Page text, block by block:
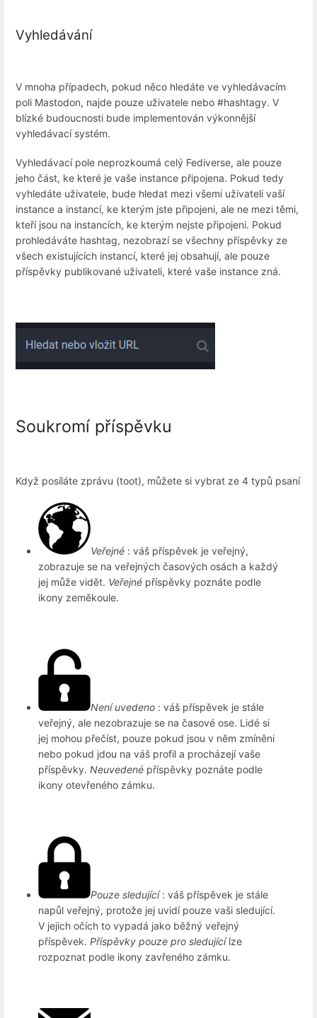
Vyhledávání
V mnoha případech, pokud něco hledáte ve vyhledávacím
poli Mastodon, najde pouze uživatele nebo #hashtagy. V
blízké budoucnosti bude implementován výkonnější
vyhledávací systém.
Vyhledávací pole neprozkoumá celý Fediverse, ale pouze
jeho část, ke které je vaše instance připojena. Pokud tedy
vyhledáte uživatele, bude hledat mezi všemi uživateli vaší
instance a instancí, ke kterým jste připojeni, ale ne mezi těmi,
kteří jsou na instancích, ke kterým nejste připojeni. Pokud
prohledáváte hashtag, nezobrazí se všechny příspěvky ze
všech existujících instancí, které jej obsahují, ale pouze
příspěvky publikované uživateli, které vaše instance zná.
Soukromí příspěvku
Když posíláte zprávu (toot), můžete si vybrat ze 4 typů psaní
Veřejné : váš příspěvek je veřejný,
zobrazuje se na veřejných časových osách a každý
jej může vidět. Veřejné příspěvky poznáte podle
ikony zeměkoule.
Není uvedeno : váš příspěvek je stále
veřejný, ale nezobrazuje se na časové ose. Lidé si
jej mohou přečíst, pouze pokud jsou v něm zmíněni
nebo pokud jdou na váš profil a procházejí vaše
příspěvky. Neuvedené příspěvky poznáte podle
ikony otevřeného zámku.
Pouze sledující: váš příspěvek je stále
napůl veřejný, protože jej uvidí pouze vaši sledující.
V jejich očích to vypadá jako běžný veřejný
příspěvek. Příspěvky pouze pro sledujícílze
rozpoznat podle ikony zavřeného zámku.